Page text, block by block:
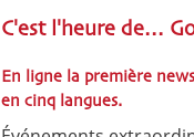
C'est l'heure de...
En ligne la première
en cinq langues.